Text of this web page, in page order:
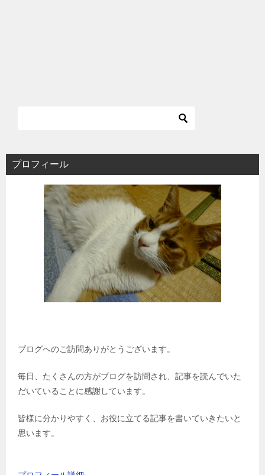
プロフィール
ブログへのご訪問ありがとうございます。
毎日、たくさんの方がブログを訪問され、記事を読んでいた
だいていることに感謝しています。
皆様に分かりやすく、お役に立てる記事を書いていきたいと
思います。